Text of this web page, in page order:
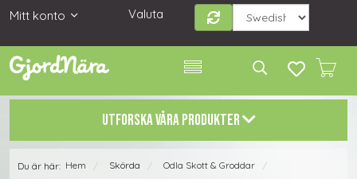
Mitt konto Valuta
UTFORSKA VÅRA PRODUKTER
Du är här: Hem / Skörda / Odla Skott & Groddar
/